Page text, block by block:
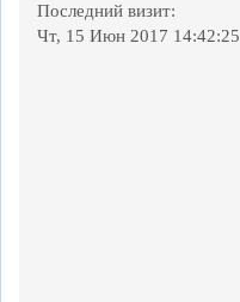
Последний визит:
Чт, 15 Июн 2017 14:42:25